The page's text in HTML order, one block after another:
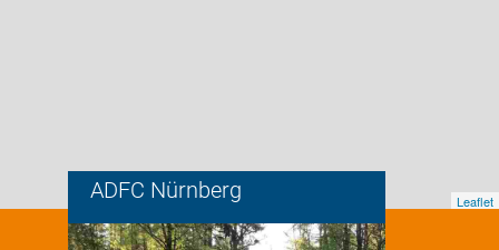
Leaflet
ADFC Nürnberg